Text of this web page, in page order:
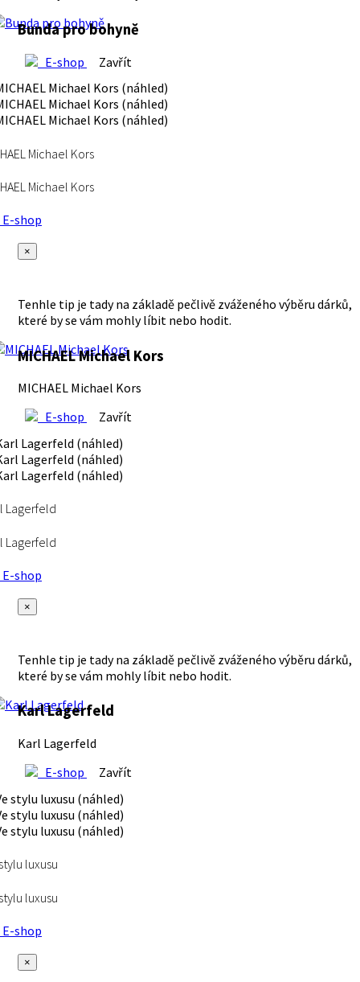
Bunda pro bohyně
E-shop Zavřít
Michael Kors
Michael Kors
shop
×
Tenhle tip je tady na základě pečlivě zváženého výběru dárků,
které by se vám mohly líbit nebo hodit.
MICHAEL Michael Kors
MICHAEL Michael Kors
E-shop
Zavřít
Lagerfeld
Lagerfeld
shop
×
Tenhle tip je tady na základě pečlivě zváženého výběru dárků,
které by se vám mohly líbit nebo hodit.
Karl Lagerfeld
Karl Lagerfeld
E-shop
Zavřít
luxusu
luxusu
shop
×